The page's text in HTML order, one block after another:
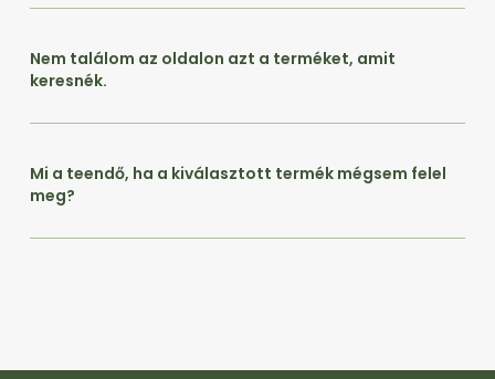
Nem találom az oldalon azt a terméket, amit
keresnék.
Mi a teendő, ha a kiválasztott termék mégsem felel
meg?